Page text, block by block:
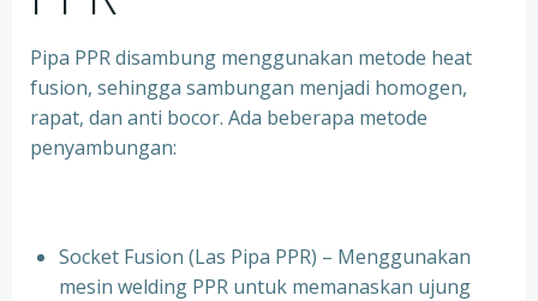
Pipa PPR disambung menggunakan metode heat
fusion, sehingga sambungan menjadi homogen,
rapat, dan anti bocor. Ada beberapa metode
penyambungan:
Socket Fusion (Las Pipa PPR) – Menggunakan
mesin welding PPR untuk memanaskan ujung